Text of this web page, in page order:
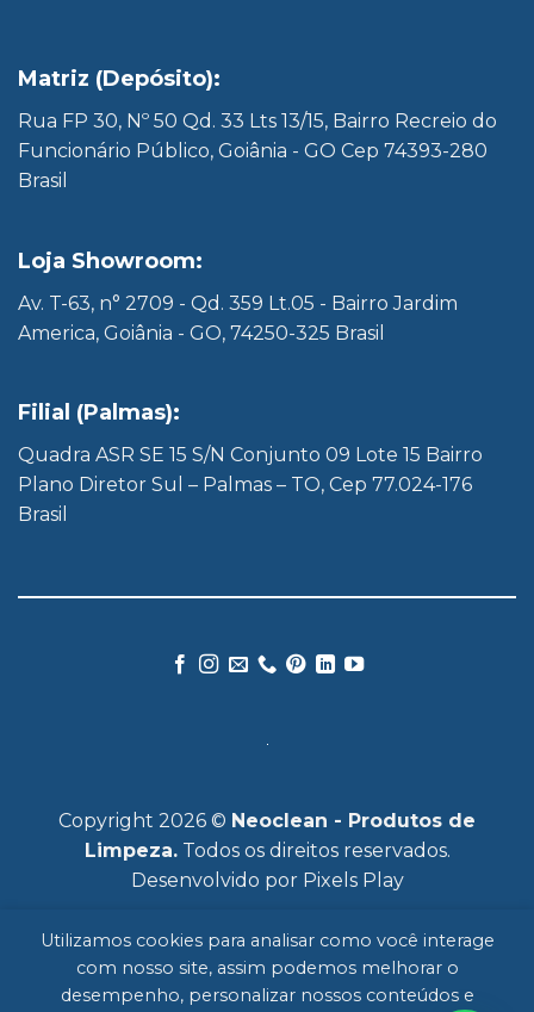
Matriz (Depósito):
Rua FP 30, Nº 50 Qd. 33 Lts 13/15, Bairro Recreio do
Funcionário Público, Goiânia - GO Cep 74393-280
Brasil
Loja Showroom:
Av. T-63, n° 2709 - Qd. 359 Lt.05 - Bairro Jardim
America, Goiânia - GO, 74250-325 Brasil
Filial (Palmas):
Quadra ASR SE 15 S/N Conjunto 09 Lote 15 Bairro
Plano Diretor Sul – Palmas – TO, Cep 77.024-176
Brasil
Copyright 2026 © Neoclean - Produtos de
Limpeza.Todos os direitos reservados.
Desenvolvido por Pixels Play
Utilizamos cookies para analisar como você interage
com nosso site, assim podemos melhorar o
desempenho, personalizar nossos conteúdos e